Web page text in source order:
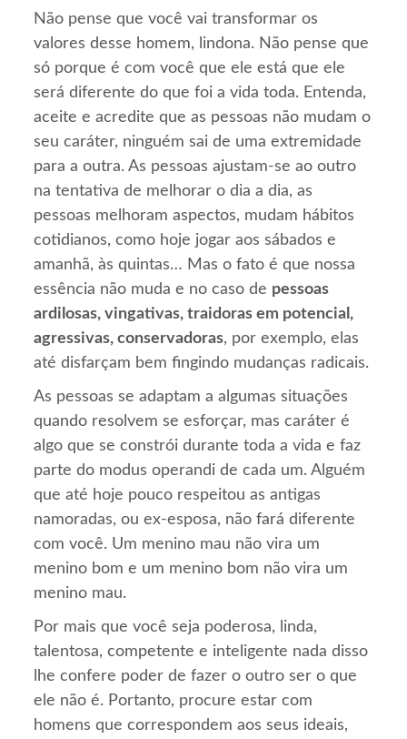
Não pense que você vai transformar os
valores desse homem, lindona. Não pense que
só porque é com você que ele está que ele
será diferente do que foi a vida toda. Entenda,
aceite e acredite que as pessoas não mudam o
seu caráter, ninguém sai de uma extremidade
para a outra. As pessoas ajustam-se ao outro
na tentativa de melhorar o dia a dia, as
pessoas melhoram aspectos, mudam hábitos
cotidianos, como hoje jogar aos sábados e
amanhã, às quintas… Mas o fato é que nossa
essência não muda e no caso de pessoas
ardilosas, vingativas, traidoras em potencial,
agressivas, conservadoras, por exemplo, elas
até disfarçam bem fingindo mudanças radicais.
As pessoas se adaptam a algumas situações
quando resolvem se esforçar, mas caráter é
algo que se constrói durante toda a vida e faz
parte do modus operandi de cada um. Alguém
que até hoje pouco respeitou as antigas
namoradas, ou ex-esposa, não fará diferente
com você. Um menino mau não vira um
menino bom e um menino bom não vira um
menino mau.
Por mais que você seja poderosa, linda,
talentosa, competente e inteligente nada disso
lhe confere poder de fazer o outro ser o que
ele não é. Portanto, procure estar com
homens que correspondem aos seus ideais,